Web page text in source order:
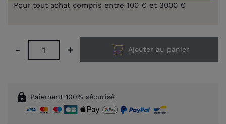
Pour tout achat compris entre 100 € et 3000 €
- + Ajouter au panier
lock Paiement 100% sécurisé